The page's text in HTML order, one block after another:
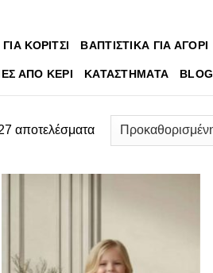
ΚΟΡΙΤΣΙ ΒΑΠΤΙΣΤΙΚΑ ΓΙΑ ΑΓΟΡΙ
ΑΠΟ ΚΕΡΙ ΚΑΤΑΣΤΗΜΑΤΑ BLOG
αποτελέσματα